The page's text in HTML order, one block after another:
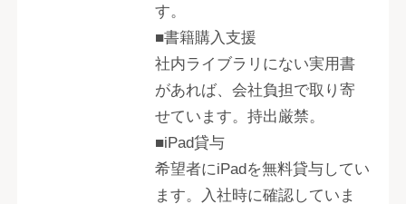
す。
■書籍購入支援
社内ライブラリにない実用書
があれば、会社負担で取り寄
せています。持出厳禁。
■iPad貸与
希望者にiPadを無料貸与してい
ます。入社時に確認していま